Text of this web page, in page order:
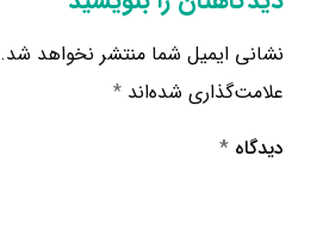
نشانی ایمیل شما منتشر نخواهد شد.
علامت‌گذاری شده‌اند *
دیدگاه *